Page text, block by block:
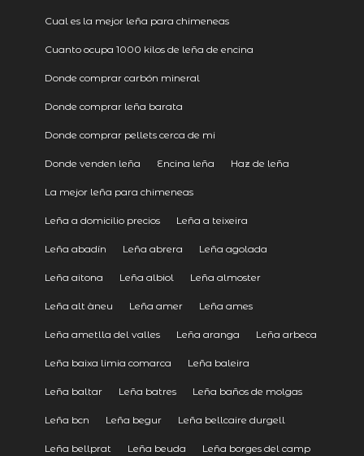
Cual es la mejor leña para chimeneas
Cuanto ocupa 1000 kilos de leña de encina
Donde comprar carbón mineral
Donde comprar leña barata
Donde comprar pellets cerca de mi
Donde venden leña Encina leña Haz de leña
La mejor leña para chimeneas
Leña a domicilio precios Leña a teixeira
Leña abadín Leña abrera Leña agolada
Leña aitona Leña albiol Leña almoster
Leña alt àneu Leña amer Leña ames
Leña ametlla del valles Leña aranga Leña arbeca
Leña baixa limia comarca Leña baleira
Leña baltar Leña batres Leña baños de molgas
Leña bcn Leña begur Leña bellcaire durgell
Leña bellprat Leña beuda Leña borges del camp